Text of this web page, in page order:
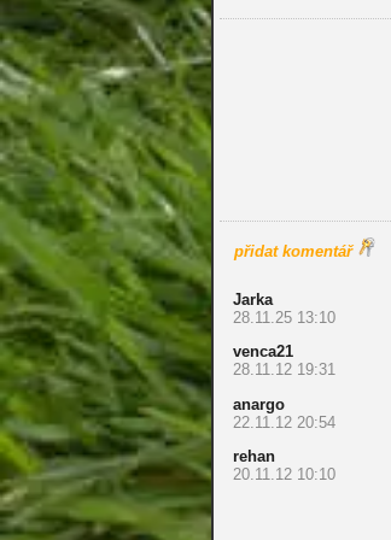
přidat komentář
Jarka
28.11.25 13:10
venca21
28.11.12 19:31
anargo
22.11.12 20:54
rehan
20.11.12 10:10